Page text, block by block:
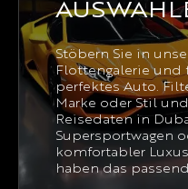
Stöbern Sie in
Flottengalerie und
perfektes Auto.
Marke oder Stil
Reisedaten in
Supersportwagen
komfortabler
haben das